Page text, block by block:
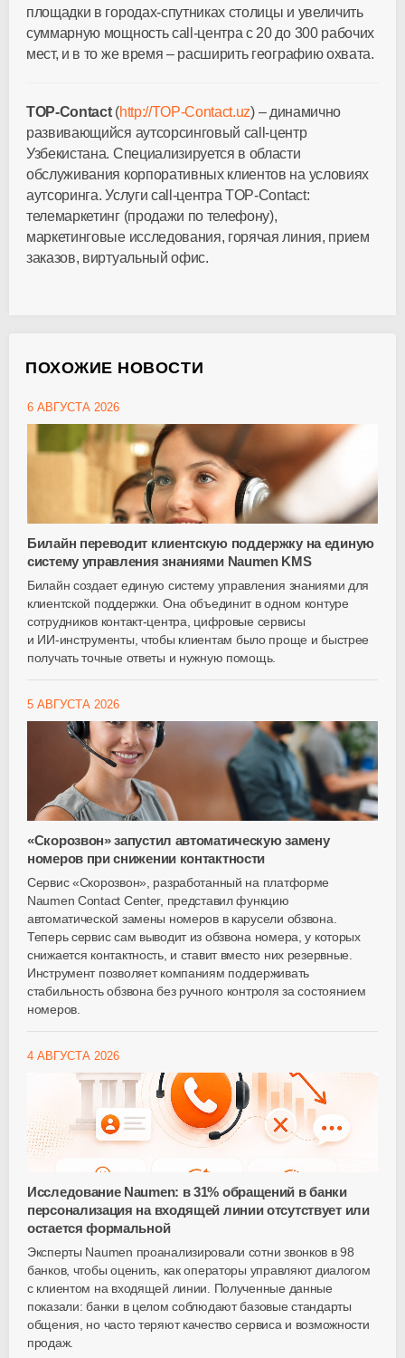
площадки в городах-спутниках столицы и увеличить
суммарную мощность call-центра с 20 до 300 рабочих
мест, и в то же время – расширить географию охвата.
TOP-Contact(http://TOP-Contact.uz) – динамично
развивающийся аутсорсинговый call-центр
Узбекистана. Специализируется в области
обслуживания корпоративных клиентов на условиях
аутсоринга. Услуги call-центра TOP-Contact:
телемаркетинг (продажи по телефону),
маркетинговые исследования, горячая линия, прием
заказов, виртуальный офис.
ПОХОЖИЕ НОВОСТИ
6 АВГУСТА 2026
Билайн переводит клиентскую поддержку на единую
систему управления знаниями Naumen KMS
Билайн создает единую систему управления знаниями для
клиентской поддержки. Она объединит в одном контуре
сотрудников контакт-центра , цифровые сервисы
и ИИ-инструменты , чтобы клиентам было проще и быстрее
получать точные ответы и нужную помощь.
5 АВГУСТА 2026
«Скорозвон» запустил автоматическую замену
номеров при снижении контактности
Сервис «Скорозвон», разработанный на платформе
Naumen Contact Center, представил функцию
автоматической замены номеров в карусели обзвона.
Теперь сервис сам выводит из обзвона номера, у которых
снижается контактность, и ставит вместо них резервные.
Инструмент позволяет компаниям поддерживать
стабильность обзвона без ручного контроля за состоянием
номеров.
4 АВГУСТА 2026
Исследование Naumen: в 31% обращений в банки
персонализация на входящей линии отсутствует или
остается формальной
Эксперты Naumen проанализировали сотни звонков в 98
банков, чтобы оценить, как операторы управляют диалогом
с клиентом на входящей линии. Полученные данные
показали: банки в целом соблюдают базовые стандарты
общения, но часто теряют качество сервиса и возможности
продаж.